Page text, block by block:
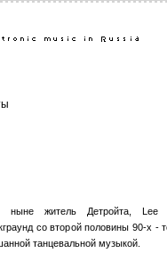
ныне житель Детройта, Lee
со второй половины 90-х -
танцевальной музыкой.